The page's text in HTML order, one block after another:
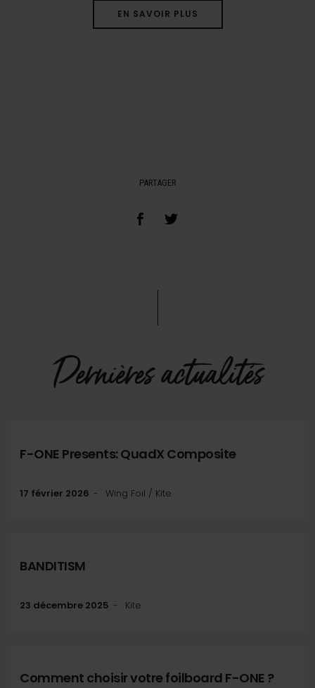
EN SAVOIR PLUS
PARTAGER
Dernières actualités
F-ONE Presents: QuadX Composite
17 février 2026 Wing Foil / Kite
BANDITISM
23 décembre 2025 Kite
Comment choisir votre foilboard F-ONE ?